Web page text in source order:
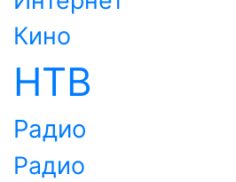
Кино
НТВ
Радио
Радио